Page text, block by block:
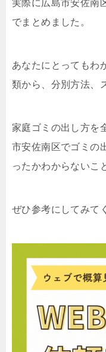
実際に広島市安佐南
でまとめました。
あなたにとってもわ
類から、分別方法、
家庭ゴミの出し方を
市安佐南区でゴミの
ったかわからないこ
ぜひ参考にしてみて